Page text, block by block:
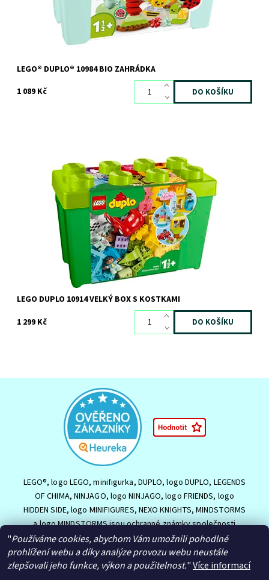
LEGO® DUPLO® 10984 BIO ZAHRÁDKA
1 089 Kč
Darujte dětem jejich první velkou stavebnici LEGO® DUPLO®!
Dostupnost:
Skladem3 ks
LEGO
LEGO DUPLO 10914 VELKÝ BOX S KOSTKAMI
1 299 Kč
LEGO®, logo LEGO, minifigurka, DUPLO, logo DUPLO, LEGENDS
OF CHIMA, NINJAGO, logo NINJAGO, logo FRIENDS, logo
HIDDEN SIDE, logo MINIFIGURES, NEXO KNIGHTS, MINDSTORMS
a logo MINDSTORMS jsou ochranné známky společnosti
LEGO Group nebo jsou chráněny autorským právem LEGO
Group. ©2026 The LEGO Group.
"Používáme cookies, abychom Vám umožnili pohodlné
prohlížení webu a díky analýze provozu webu neustále
zlepšovali jeho funkce, výkon a použitelnost."Více informací